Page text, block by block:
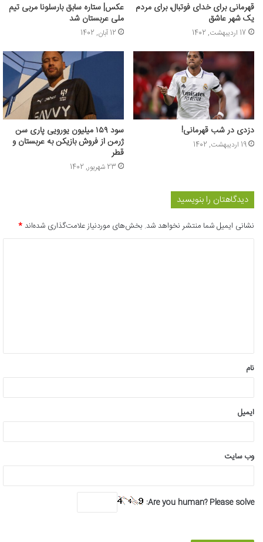
قهرمانی برای خدای فوتبال، برای مردم
یک شهر عاشق
17 اردیبهشت, 1402
عکس| ستاره سابق بارسلونا مربی تیم
ملی عربستان شد
12 آبان, 1402
دزدی در شب قهرمانی!
19 اردیبهشت, 1402
سود ۱۵۹ میلیون یورویی پاری سن
ژرمن از فروش بازیکن به عربستان و
قطر
23 شهریور, 1402
دیدگاهتان را بنویسید
نشانی ایمیل شما منتشر نخواهد شد. بخش‌های موردنیاز علامت‌گذاری شده‌اند*
*
نام
ایمیل
وب‌ سایت
Are you human? Please solve: